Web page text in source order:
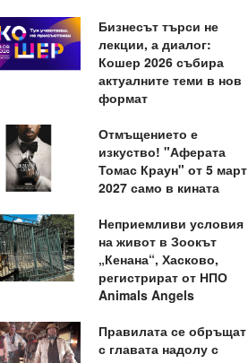
Бизнесът търси не
лекции, а диалог:
Кошер 2026 събира
актуалните теми в нов
формат
Отмъщението е
изкуство! "Аферата
Томас Краун" от 5 март
2027 само в кината
Неприемливи условия
на живот в Зоокът
„Кенана“, Хасково,
регистрират от НПО
Animals Angels
Правилата се обръщат
с главата надолу с